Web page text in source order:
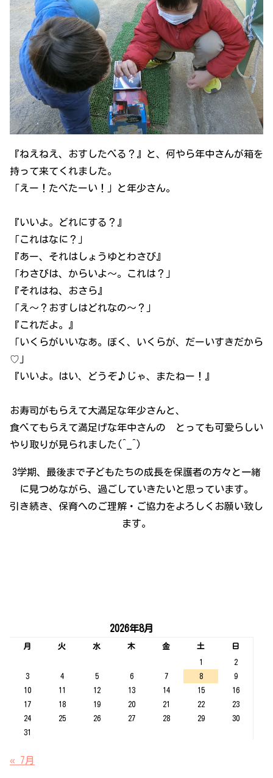
『ねえねえ、おすしたべる？』と、何やら年中さんが箱を
持って来てくれました。
「えー！たべたーい！」と年少さん。
『いいよ。どれにする？』
「これはなに？」
『あー、それはしょうゆとわさび』
「わさびは、からいよ～。これは？」
『それはね、おさら』
「え～？おすしはどれなの～？」
『これだよ。』
「いくらがいいなあ。ぼく、いくらが、だーいすきだから
♡」
『いいよ。はい、どうぞ♪じゃ、またねー！』
お寿司がもらえて大満足な年少さんと、
食べてもらえて満足げな年中さんの とっても可愛らしい
やり取りが見られました(^_^)
3学期、最後まで子どもたちの成長を保護者の方々と一緒
に見つめながら、過ごしていきたいと思っています。
引き続き、保育へのご理解・ご協力をよろしくお願い致し
ます。
2026年8月
月 火 水 木 金 土
日
1
2
3
4 5 6 7 8
9
10
11 12 13 14 15
16
17
18 19 20 21 22
23
24
25 26 27 28 29
30
31
« 7月